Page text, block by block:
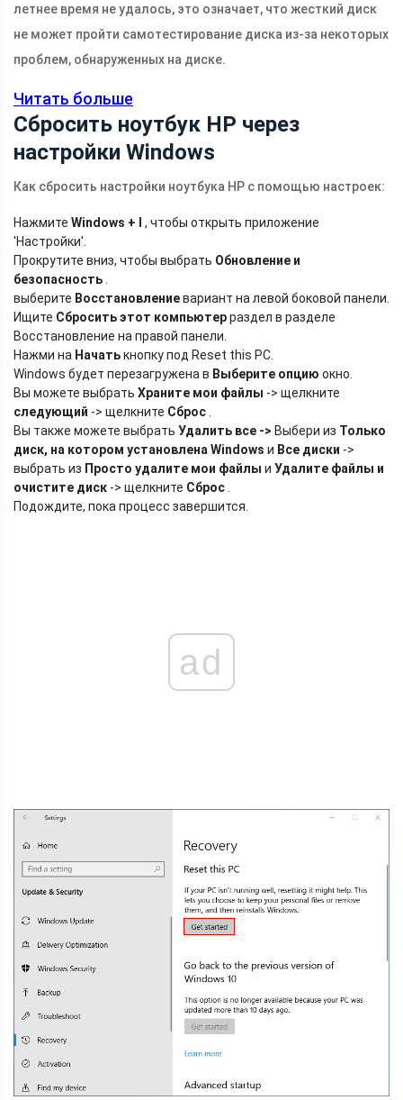
летнее время не удалось, это означает, что жесткий диск
не может пройти самотестирование диска из-за некоторых
проблем, обнаруженных на диске.
Читать больше
Сбросить ноутбук HP через
настройки Windows
Как сбросить настройки ноутбука HP с помощью настроек:
Нажмите Windows + I
, чтобы открыть приложение
'Настройки'.
Прокрутите вниз, чтобы выбрать Обновление и
безопасность
выберите Восстановлениевариант на левой боковой панели.
Ищите Сбросить этот компьютерраздел в разделе
Восстановление на правой панели.
Нажми на Начатькнопку под Reset this PC.
Windows будет перезагружена в Выберите опцию окно.
Вы можете выбрать Храните мои файлы -> щелкните
следующий -> щелкните Сброс
Вы также можете выбрать Удалить все -> Выбери из Только
диск, на котором установлена ​​Windows и Все диски ->
выбрать из Просто удалите мои файлы и Удалите файлы и
очистите диск -> щелкните Сброс
Подождите, пока процесс завершится.
ad